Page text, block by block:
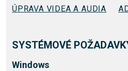
ÚPRAVA VIDEA A AUDIA
SYSTÉMOVÉ
Windows